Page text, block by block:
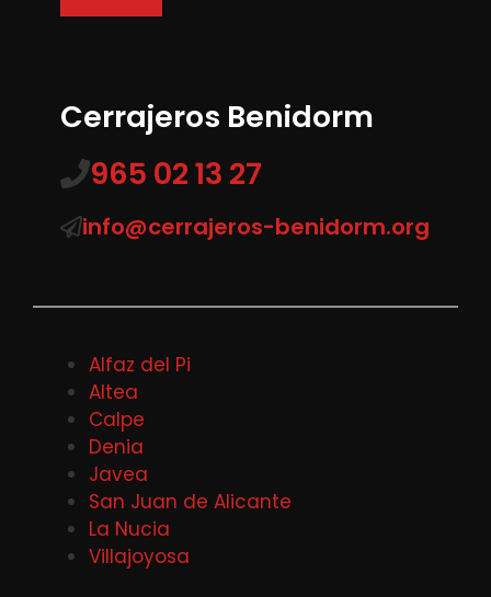
Cerrajeros Benidorm
965 02 13 27
info@cerrajeros-benidorm.org
Alfaz del Pi
Altea
Calpe
Denia
Javea
San Juan de Alicante
La Nucia
Villajoyosa